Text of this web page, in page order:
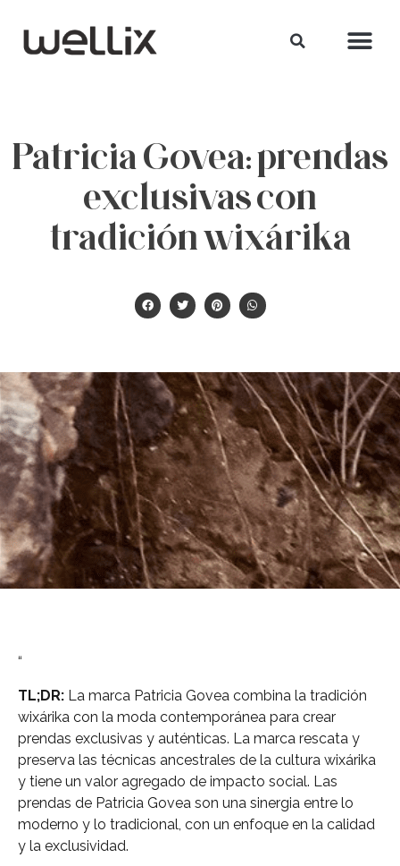
Patricia Govea: prendas
exclusivas con
tradición wixárika
“
TL;DR: La marca Patricia Govea combina la tradición
wixárika con la moda contemporánea para crear
prendas exclusivas y auténticas. La marca rescata y
preserva las técnicas ancestrales de la cultura wixárika
y tiene un valor agregado de impacto social. Las
prendas de Patricia Govea son una sinergia entre lo
moderno y lo tradicional, con un enfoque en la calidad
y la exclusividad.